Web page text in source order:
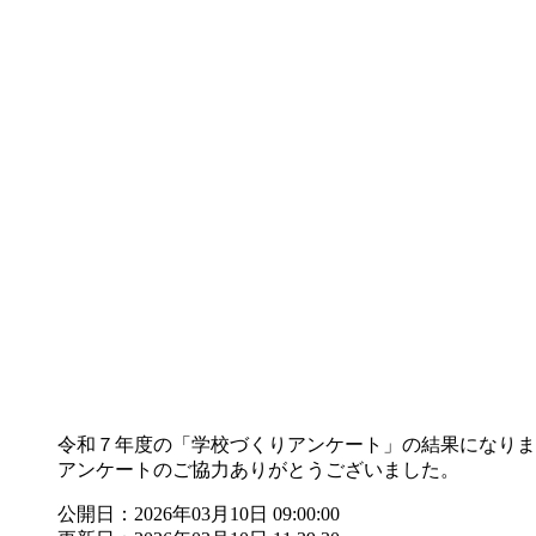
令和７年度の「学校づくりアンケート」の結果になり
アンケートのご協力ありがとうございました。
公開日：2026年03月10日 09:00:00